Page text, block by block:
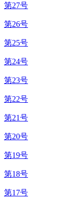
第27号
第26号
第25号
第24号
第23号
第22号
第21号
第20号
第19号
第18号
第17号